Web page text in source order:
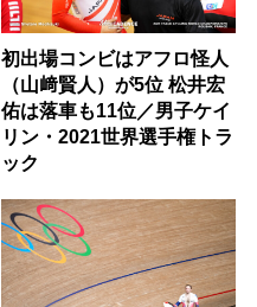
初出場コンビはアフロ怪人
（山﨑賢人）が5位 松井宏
佑は落車も11位／男子ケイ
リン・2021世界選手権トラ
ック